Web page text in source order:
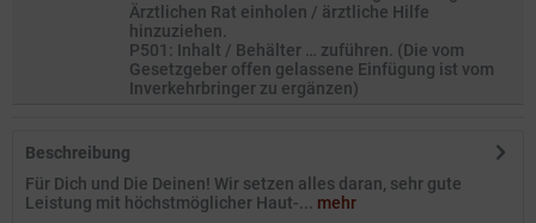
Ärztlichen Rat einholen / ärztliche Hilfe
hinzuziehen.
P501: Inhalt / Behälter … zuführen. (Die vom
Gesetzgeber offen gelassene Einfügung ist vom
Inverkehrbringer zu ergänzen)
Beschreibung
Für Dich und Die Deinen! Wir setzen alles daran, sehr gute
Leistung mit höchstmöglicher Haut-... mehr